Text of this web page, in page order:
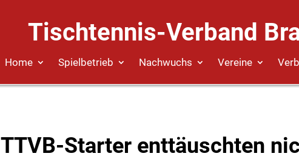
Tischtennis-Verband
Home Spielbetrieb Nachwuchs Vereine
TTVB-Starter enttäuschten